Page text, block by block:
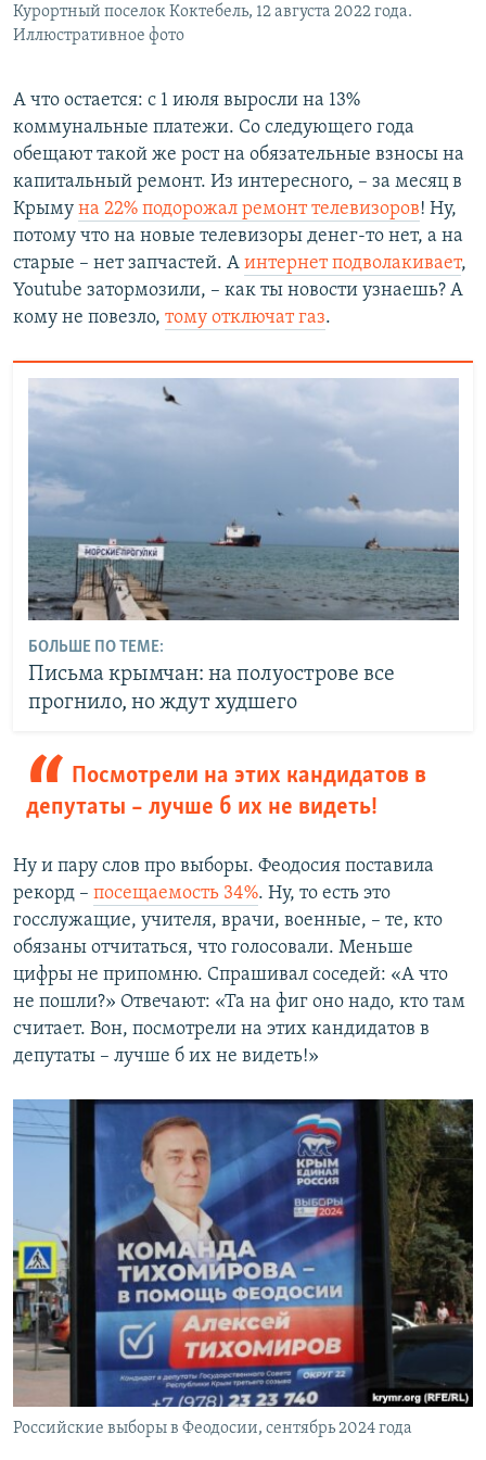
Курортный поселок Коктебель, 12 августа 2022 года.
Иллюстративное фото
А что остается: с 1 июля выросли на 13%
коммунальные платежи. Со следующего года
обещают такой же рост на обязательные взносы на
капитальный ремонт. Из интересного, – за месяц в
Крыму на 22% подорожал ремонт телевизоров! Ну,
потому что на новые телевизоры денег-то нет, а на
старые – нет запчастей. А интернет подволакивает,
Youtube затормозили, – как ты новости узнаешь? А
кому не повезло, тому отключат газ.
БОЛЬШЕ ПО ТЕМЕ:
Письма крымчан: на полуострове все
прогнило, но ждут худшего
Посмотрели на этих кандидатов в
депутаты – лучше б их не видеть!
Ну и пару слов про выборы. Феодосия поставила
рекорд – посещаемость 34%. Ну, то есть это
госслужащие, учителя, врачи, военные, – те, кто
обязаны отчитаться, что голосовали. Меньше
цифры не припомню. Спрашивал соседей: «А что
не пошли?» Отвечают: «Та на фиг оно надо, кто там
считает. Вон, посмотрели на этих кандидатов в
депутаты – лучше б их не видеть!»
Российские выборы в Феодосии, сентябрь 2024 года